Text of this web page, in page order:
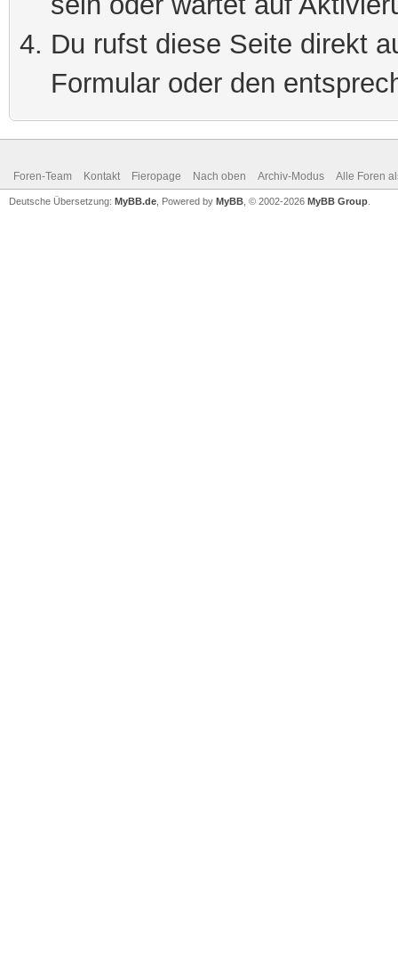
Du rufst diese Seite direkt
Formular oder den
Foren-Team Kontakt Fieropage Nach oben Archiv-Modus Alle Foren
Deutsche Übersetzung: MyBB.de , Powered by MyBB , © 2002-2026 MyBB Group